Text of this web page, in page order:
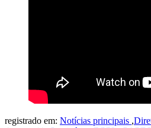
registrado em: Notícias principais ,